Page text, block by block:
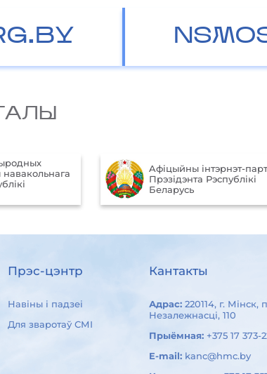
Aфiцыйны iнтэрнэт-партал
Прэзiдэнта Рэспублiкi
Прэс-цэнтр
Навіны і падзеі
Для зваротаў СМІ
Кантакты
Адрас: 220114, г. Мінск,
Незалежнасці, 110
Прыёмная: +375 17 373-
E-mail: kanc@hmc.by